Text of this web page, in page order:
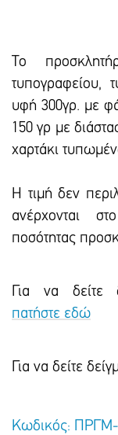
Το
τυπογραφείου,
υφή 300γρ. με
150 γρ με
χαρτάκι
Η τιμή δεν
ανέρχονται
ποσότητας
Για να δείτε
πατήστε εδώ
Για να δείτε
Κωδικός: ΠΡΓΜ-